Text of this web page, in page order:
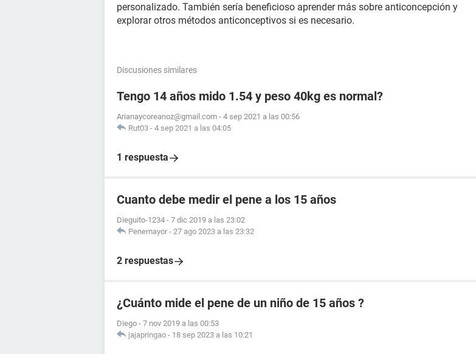
personalizado. También sería beneficioso aprender más sobre anticoncepción y
explorar otros métodos anticonceptivos si es necesario.
Discusiones similares
Tengo 14 años mido 1.54 y peso 40kg es normal?
Arianaycoreanoz@gmail.com - 4 sep 2021 a las 00:56
Rut03 - 4 sep 2021 a las 04:05
1 respuesta
Cuanto debe medir el pene a los 15 años
Dieguito-1234 - 7 dic 2019 a las 23:02
Penemayor - 27 ago 2023 a las 23:32
2 respuestas
¿Cuánto mide el pene de un niño de 15 años ?
Diego - 7 nov 2019 a las 00:53
jajapringao - 18 sep 2023 a las 10:21